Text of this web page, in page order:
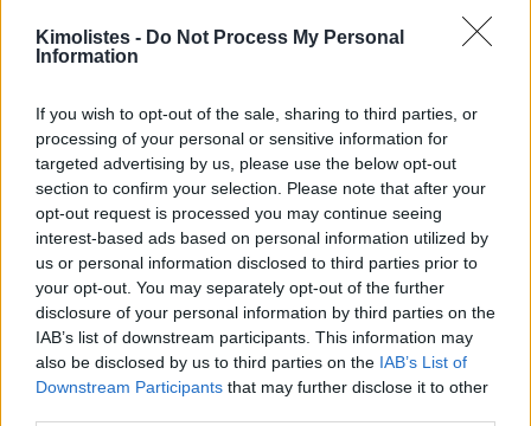
Kimolistes - Do Not Process My Personal
Information
If you wish to opt-out of the sale, sharing to third parties, or
processing of your personal or sensitive information for
targeted advertising by us, please use the below opt-out
section to confirm your selection. Please note that after your
opt-out request is processed you may continue seeing
interest-based ads based on personal information utilized by
us or personal information disclosed to third parties prior to
your opt-out. You may separately opt-out of the further
disclosure of your personal information by third parties on the
IAB’s list of downstream participants. This information may
also be disclosed by us to third parties on the IAB’s List of
Downstream Participants that may further disclose it to other